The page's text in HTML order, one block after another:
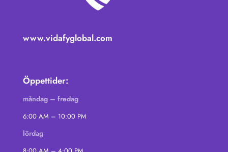
www.vidafyglobal.com
Öppettider:
måndag – fredag
6:00 AM – 10:00 PM
lördag